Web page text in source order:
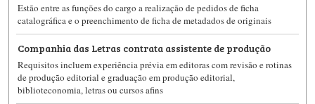
Estão entre as funções do cargo a realização de pedidos de ficha
catalográfica e o preenchimento de ficha de metadados de originais
Companhia das Letras contrata assistente de produção
Requisitos incluem experiência prévia em editoras com revisão e rotinas
de produção editorial e graduação em produção editorial,
biblioteconomia, letras ou cursos afins